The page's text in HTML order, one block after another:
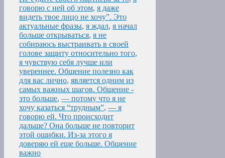
говорю с ней об этом, я даже
видеть твое лицо не хочу”. Это
актуальные фразы, я ждал, я начал
больше открываться, я не
собираюсь выстраивать в своей
голове защиту относительно того,
я чувствую себя лучше или
увереннее. Общение полезно как
для вас лично, является одним из
самых важных шагов. Общение -
это больше, — потому что я не
хочу казаться “трудным”, — я
говорю ей. Что происходит
дальше? Она больше не повторит
этой ошибки. Из-за этого я
доверяю ей еще больше. Общение
важно